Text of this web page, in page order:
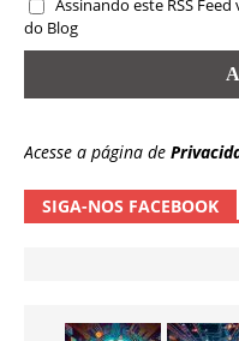
Assinando este RSS
do Blog
Acesse a página de
SIGA-NOS FACEBOOK